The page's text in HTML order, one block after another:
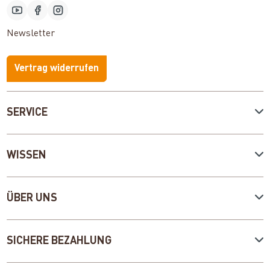
SERVICE
WISSEN
ÜBER UNS
Newsletter
Vertrag widerrufen
SICHERE BEZAHLUNG